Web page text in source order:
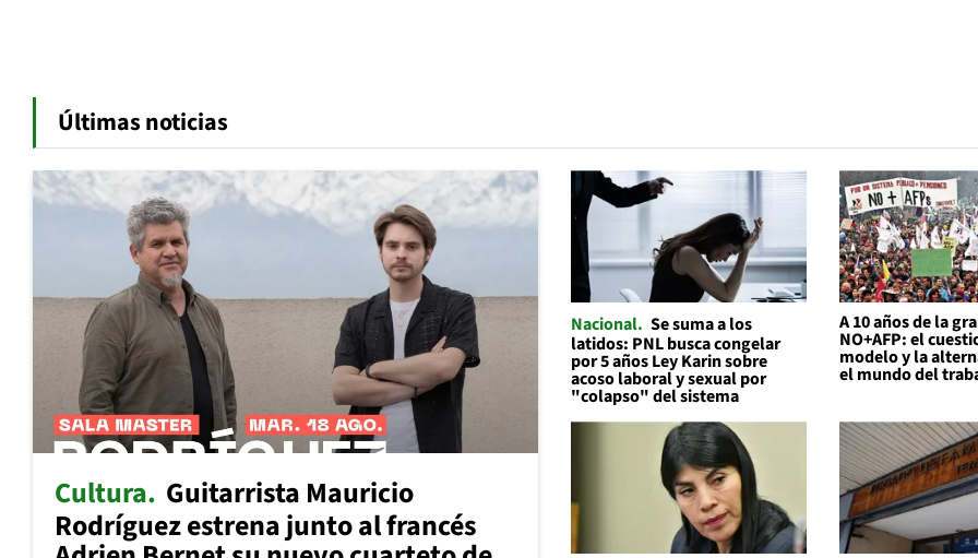
Últimas noticias
Cultura Guitarrista Mauricio
Rodríguez estrena junto al francés
Nacional Se suma a los
latidos: PNL busca congelar
por 5 años Ley Karin sobre
acoso laboral y sexual por
"colapso" del sistema
A 10 años de la
NO+AFP: el
modelo y la
el mundo del